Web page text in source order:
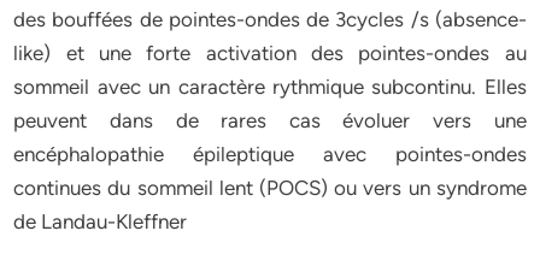
des bouffées de pointes-ondes de 3cycles /s (absence-
like) et une forte activation des pointes-ondes au
sommeil avec un caractère rythmique subcontinu. Elles
peuvent dans de rares cas évoluer vers une
encéphalopathie épileptique avec pointes-ondes
continues du sommeil lent (POCS) ou vers un syndrome
de Landau-Kleffner